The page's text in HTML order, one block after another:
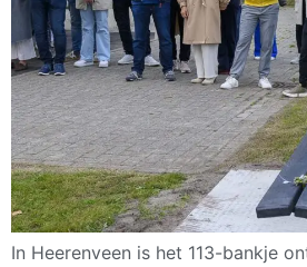
In Heerenveen is het 113-bankje